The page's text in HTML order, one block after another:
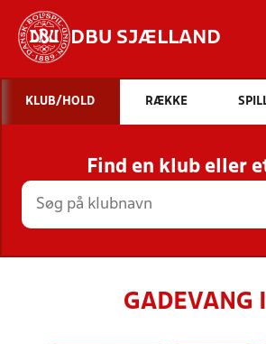
DBU SJÆLLAND
STILLINGER, RESULTATER,
HOLD
KLUB/HOLD RÆKKE
Find en klub eller
GADEVANG